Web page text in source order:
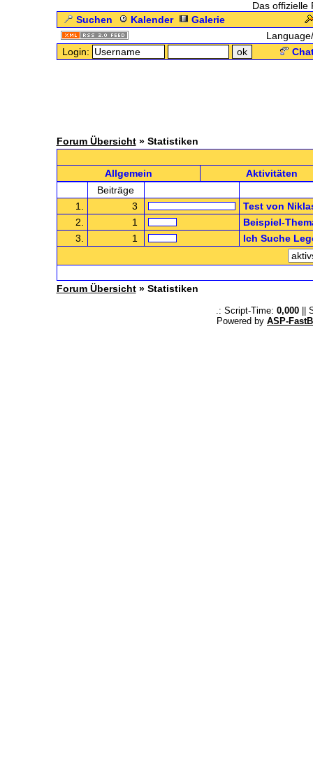
Das offizielle
Suchen
Kalender
Galerie
Login:
Forum Übersicht» Statistiken
Allgemein
Aktivitäten
Beiträge
1.
3
Test von
2.
1
Beispiel-
3.
1 Ich Suche
Forum Übersicht» Statistiken
.: Script-Time: 0,000||
Powered by ASP-